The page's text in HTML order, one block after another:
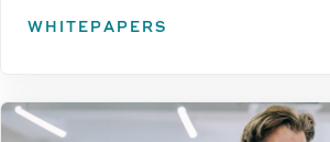
WHITEPAPERS